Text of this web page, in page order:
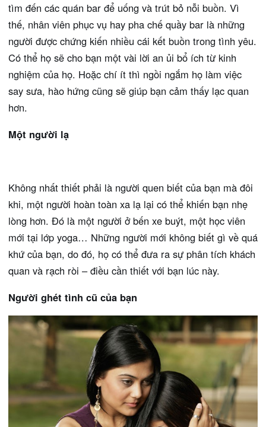
tìm đến các quán bar để uống và trút bỏ nỗi buồn. Vì
thế, nhân viên phục vụ hay pha chế quầy bar là những
người được chứng kiến nhiều cái kết buồn trong tình yêu.
Có thể họ sẽ cho bạn một vài lời an ủi bổ ích từ kinh
nghiệm của họ. Hoặc chí ít thì ngồi ngắm họ làm việc
say sưa, hào hứng cũng sẽ giúp bạn cảm thấy lạc quan
hơn.
Một người lạ
Không nhất thiết phải là người quen biết của bạn mà đôi
khi, một người hoàn toàn xa lạ lại có thể khiến bạn nhẹ
lòng hơn. Đó là một người ở bến xe buýt, một học viên
mới tại lớp yoga… Những người mới không biết gì về quá
khứ của bạn, do đó, họ có thể đưa ra sự phân tích khách
quan và rạch ròi – điều cần thiết với bạn lúc này.
Người ghét tình cũ của bạn